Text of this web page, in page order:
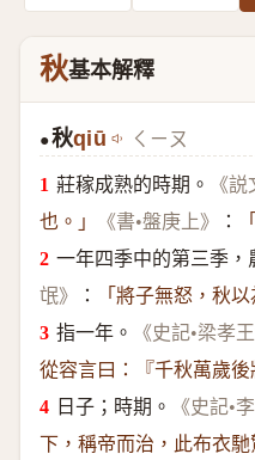
秋基本解釋
●秋qiū ㄑㄧㄡ
莊稼成熟的時期。 《説
也。」
《書•盤庚上》 ：
一年四季中的第三季，
氓》
： 「將子無怒，秋以
指一年。 《史記•梁孝
從容言曰：『千秋萬歲後
日子；時期。 《史記•
下，稱帝而治，此布衣馳